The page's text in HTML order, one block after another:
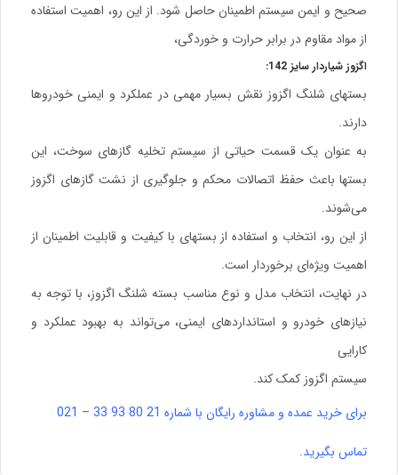
صحیح و ایمن سیستم اطمینان حاصل شود. از این رو، اهمیت استفاده
از مواد مقاوم در برابر حرارت و خوردگی،
اگزوز شیاردار سایز 142:
بستهای شلنگ اگزوز نقش بسیار مهمی در عملکرد و ایمنی خودروها
دارند.
به عنوان یک قسمت حیاتی از سیستم تخلیه گازهای سوخت، این
بستها باعث حفظ اتصالات محکم و جلوگیری از نشت گازهای اگزوز
می‌شوند.
از این رو، انتخاب و استفاده از بستهای با کیفیت و قابلیت اطمینان از
اهمیت ویژه‌ای برخوردار است.
در نهایت، انتخاب مدل و نوع مناسب بسته شلنگ اگزوز، با توجه به
نیازهای خودرو و استانداردهای ایمنی، می‌تواند به بهبود عملکرد و
کارایی
سیستم اگزوز کمک کند.
برای خرید عمده و مشاوره رایگان با شماره 21 80 93 33 – 021
تماس بگیرید.